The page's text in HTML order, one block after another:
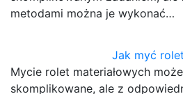
metodami można je wykonać…
Jak myć
Mycie rolet materiałowych
skomplikowane, ale z